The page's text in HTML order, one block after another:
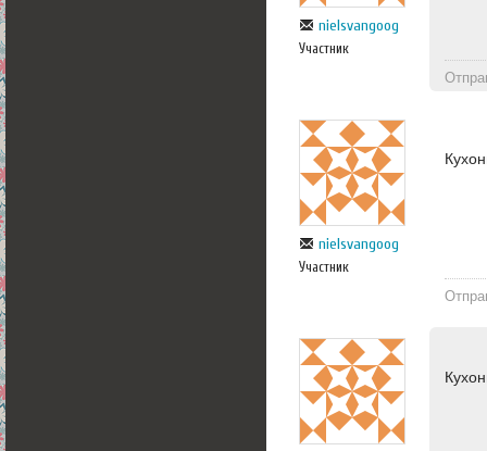
nielsvangoog
Участник
nielsvangoog
Участник